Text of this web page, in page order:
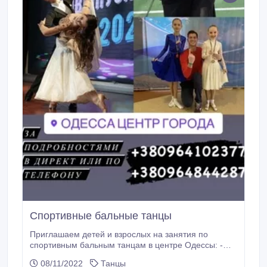
Спортивные бальные танцы
Приглашаем детей и взрослых на занятия по
спортивным бальным танцам в центре Одессы: -
08/11/2022
Танцы